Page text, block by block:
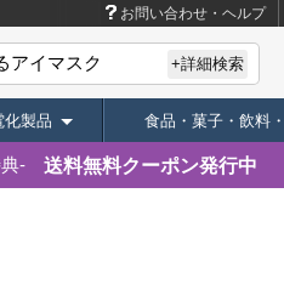
お問い合わせ・ヘルプ
+詳細検索
化製品 食品・菓子・飲料
送料無料クーポン発行中